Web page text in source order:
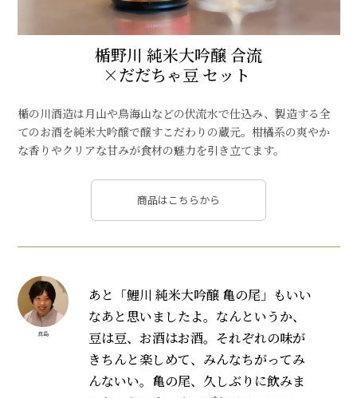
楯野川 純米大吟醸 合流
×だだちゃ豆 セット
楯の川酒造は月山や鳥海山などの伏流水で仕込み、製造する全
てのお酒を純米大吟醸で醸すこだわりの蔵元。柑橘系の爽やか
な香りやクリアな甘みが食材の魅力を引き立てます。
商品はこちらから
真島
あと「鯉川 純米大吟醸 亀の尾」もいい
なあと思いましたよ。なんというか、
豆は豆、お酒はお酒。それぞれの味が
きちんと楽しめて、みんなちがってみ
んないい。亀の尾、久しぶりに飲みま